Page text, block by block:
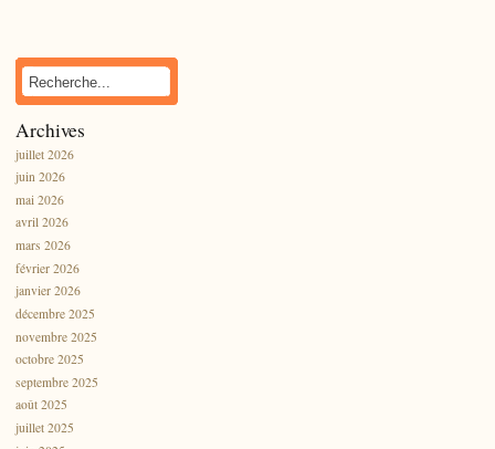
Archives
juillet 2026
juin 2026
mai 2026
avril 2026
mars 2026
février 2026
janvier 2026
décembre 2025
novembre 2025
octobre 2025
septembre 2025
août 2025
juillet 2025